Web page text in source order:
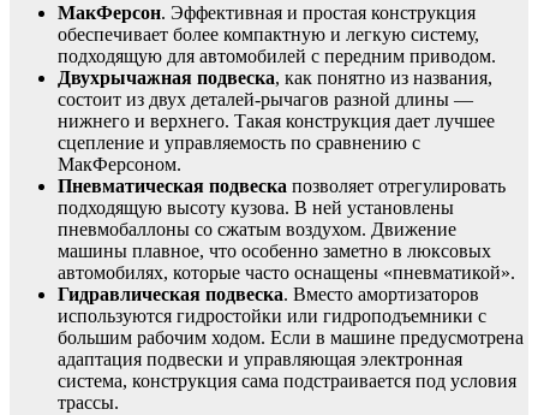
МакФерсон. Эффективная и простая конструкция
обеспечивает более компактную и легкую систему,
подходящую для автомобилей с передним приводом.
Двухрычажная подвеска, как понятно из названия,
состоит из двух деталей-рычагов разной длины —
нижнего и верхнего. Такая конструкция дает лучшее
сцепление и управляемость по сравнению с
МакФерсоном.
Пневматическая подвеска позволяет отрегулировать
подходящую высоту кузова. В ней установлены
пневмобаллоны со сжатым воздухом. Движение
машины плавное, что особенно заметно в люксовых
автомобилях, которые часто оснащены «пневматикой».
Гидравлическая подвеска. Вместо амортизаторов
используются гидростойки или гидроподъемники с
большим рабочим ходом. Если в машине предусмотрена
адаптация подвески и управляющая электронная
система, конструкция сама подстраивается под условия
трассы.